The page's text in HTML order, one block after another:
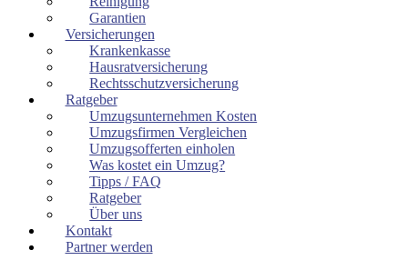
Garantien
Versicherungen
Krankenkasse
Hausratversicherung
Rechtsschutzversicherung
Ratgeber
Umzugsunternehmen Kosten
Umzugsfirmen Vergleichen
Umzugsofferten einholen
Was kostet ein Umzug?
Tipps / FAQ
Ratgeber
Über uns
Kontakt
Partner werden